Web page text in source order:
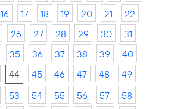
16 17 18 19 20 21
22
26 27 28 29 30
31
35 36 37 38 39
40
44 45 46 47 48
49
53 54 55 56 57
58